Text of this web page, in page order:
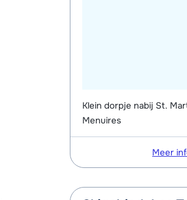
Klein dorpje nabij St.
Menuires
Meer